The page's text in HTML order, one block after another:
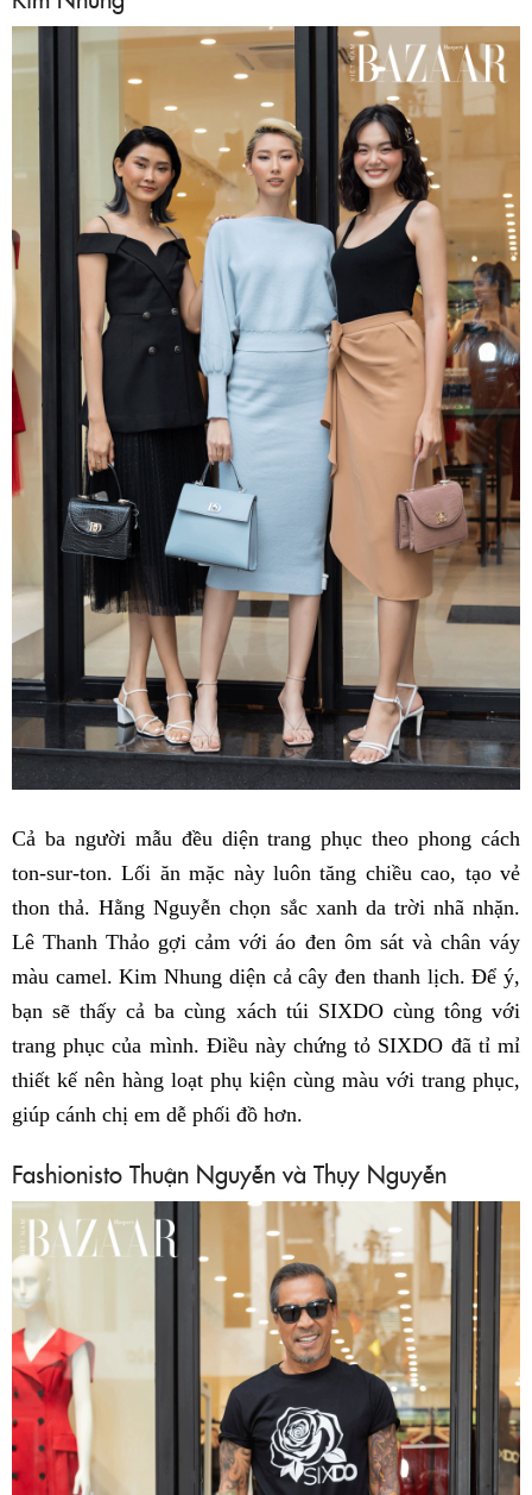
Cả ba người mẫu đều diện trang phục theo phong cách
ton-sur-ton. Lối ăn mặc này luôn tăng chiều cao, tạo vẻ
thon thả. Hằng Nguyễn chọn sắc xanh da trời nhã nhặn.
Lê Thanh Thảo gợi cảm với áo đen ôm sát và chân váy
màu camel. Kim Nhung diện cả cây đen thanh lịch. Để ý,
bạn sẽ thấy cả ba cùng xách túi SIXDO cùng tông với
trang phục của mình. Điều này chứng tỏ SIXDO đã tỉ mỉ
thiết kế nên hàng loạt phụ kiện cùng màu với trang phục,
giúp cánh chị em dễ phối đồ hơn.
Fashionisto Thuận Nguyễn và Thụy Nguyễn